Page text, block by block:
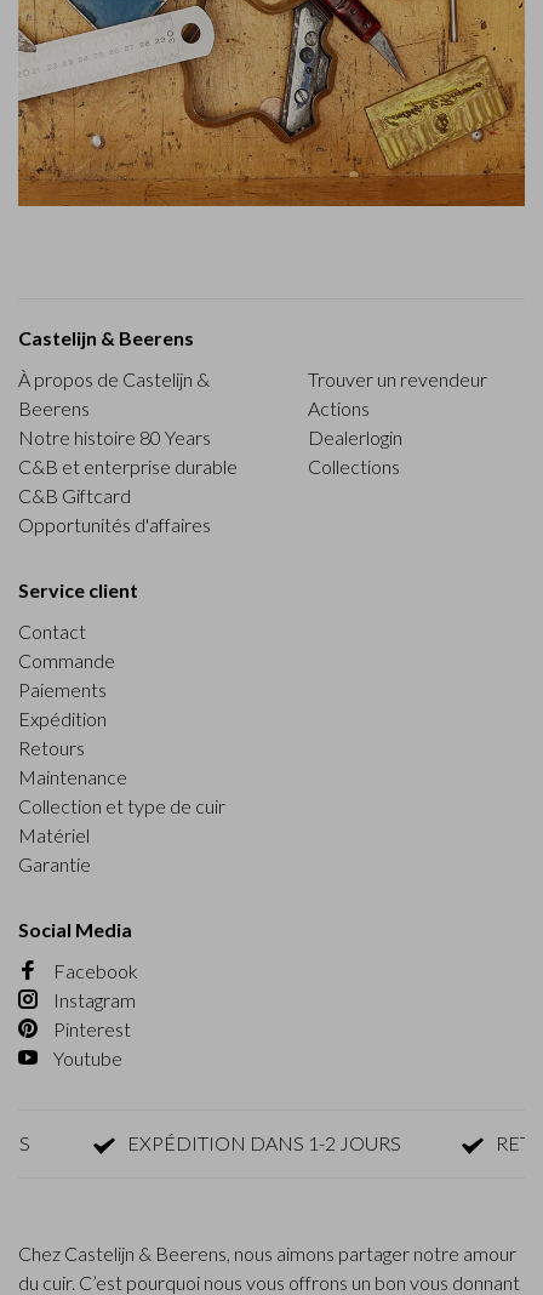
Castelijn & Beerens
À propos de Castelijn &
Beerens
Notre histoire 80 Years
C&B et enterprise durable
C&B Giftcard
Opportunités d'affaires
Trouver un revendeur
Actions
Dealerlogin
Collections
Service client
Contact
Commande
Paiements
Expédition
Retours
Maintenance
Collection et type de cuir
Matériel
Garantie
Social Media
Facebook
Instagram
Pinterest
Youtube
EXPÉDITION DANS 1-2 JOURS RETOUR
Chez Castelijn & Beerens, nous aimons partager notre amour
du cuir. C’est pourquoi nous vous offrons un bon vous donnant